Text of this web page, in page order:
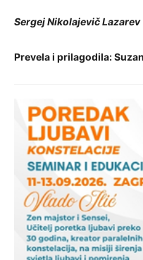
Sergej Nikolajevič Lazarev
Prevela i prilagodila: